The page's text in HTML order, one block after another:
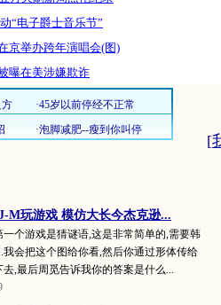
“电子爵士音乐节”
京举办跨年演唱会(图)
曝在美涉嫌欺诈
[
M玩游戏 模仿大长今杰克逊...
一个游戏是猜谜语,这是非常简单的,需要韩
我会把这个图给你看,然后你通过形体传给
,最后周觅告诉我你的答案是什么...